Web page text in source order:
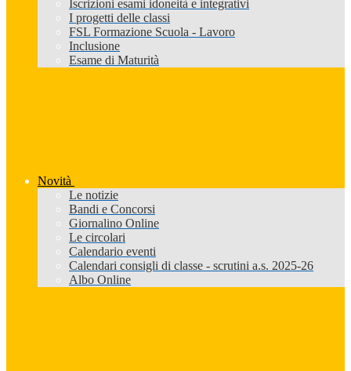
Iscrizioni esami idoneità e integrativi
I progetti delle classi
FSL Formazione Scuola - Lavoro
Inclusione
Esame di Maturità
Novità
Le notizie
Bandi e Concorsi
Giornalino Online
Le circolari
Calendario eventi
Calendari consigli di classe - scrutini a.s. 2025-26
Albo Online